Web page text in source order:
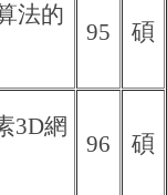
法的
95 碩
3D網
96 碩